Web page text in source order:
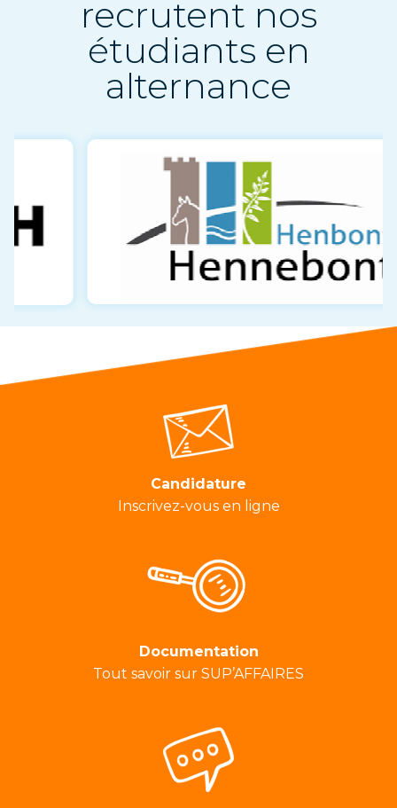
recrutent nos
étudiants en
alternance
Candidature
Inscrivez-vous en ligne
Documentation
Tout savoir sur SUP’AFFAIRES